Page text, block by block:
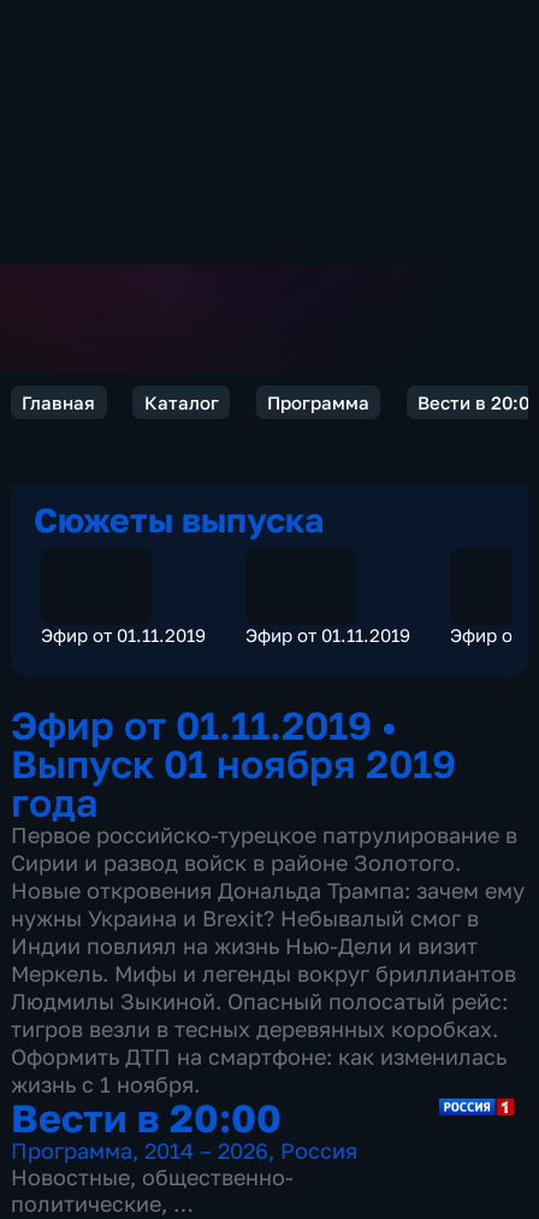
Главная Каталог Программа Вести в 20:00
Сюжеты выпуска
Эфир от 01.11.2019 Эфир от 01.11.2019 Эфир от
Эфир от 01.11.2019 •
Выпуск 01 ноября 2019
года
Первое российско-турецкое патрулирование в
Сирии и развод войск в районе Золотого.
Новые откровения Дональда Трампа: зачем ему
нужны Украина и Brexit? Небывалый смог в
Индии повлиял на жизнь Нью-Дели и визит
Меркель. Мифы и легенды вокруг бриллиантов
Людмилы Зыкиной. Опасный полосатый рейс:
тигров везли в тесных деревянных коробках.
Оформить ДТП на смартфоне: как изменилась
жизнь с 1 ноября.
Вести в 20:00
Программа,2014 – 2026, Россия
Новостные, общественно-
политические,